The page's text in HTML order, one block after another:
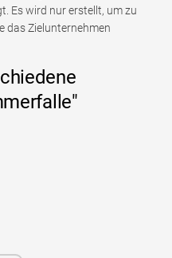
Es wird nur erstellt, um zu
das Zielunternehmen